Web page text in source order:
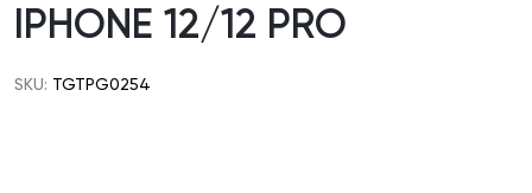
IPHONE 12/12 PRO
SKU: TGTPG0254